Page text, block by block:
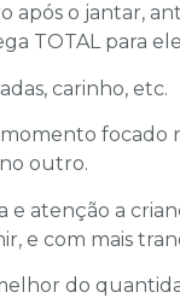
após o jantar,
TOTAL para
carinho, etc.
outro.
e atenção a
e com mais
do